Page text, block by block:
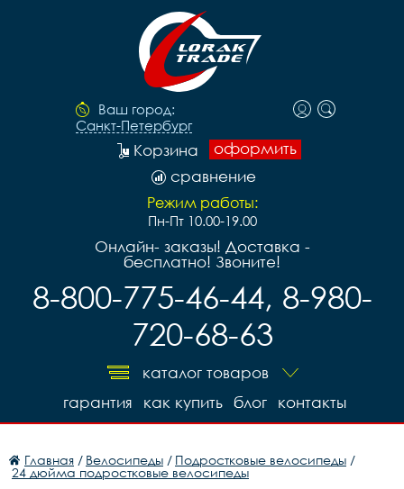
Ваш город:
Санкт-Петербург
оформить
Корзина
сравнение
Режим работы:
Пн-Пт 10.00-19.00
Онлайн- заказы! Доставка -
бесплатно! Звоните!
8-800-775-46-44, 8-980-
720-68-63
каталог товаров
контакты
блог
как купить
гарантия
Главная / Велосипеды / Подростковые велосипеды /
24 дюйма подростковые велосипеды